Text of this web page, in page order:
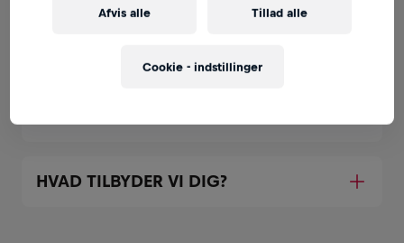
HVAD TILBYDER VI DIG?
Afvis alle Tillad alle
Cookie - indstillinger